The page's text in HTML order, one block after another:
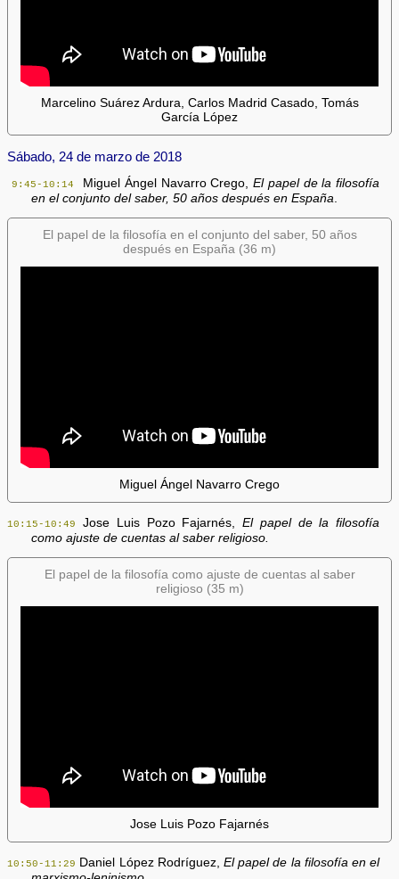
Marcelino Suárez Ardura, Carlos Madrid Casado, Tomás
García López
Sábado, 24 de marzo de 2018
9:45-10:14 Miguel Ángel Navarro Crego,El papel de la filosofía
en el conjunto del saber, 50 años después en España
El papel de la filosofía en el conjunto del saber, 50 años
después en España (36 m)
Miguel Ángel Navarro Crego
10:15-10:49 Jose Luis Pozo Fajarnés,El papel de la filosofía
como ajuste de cuentas al saber religioso.
El papel de la filosofía como ajuste de cuentas al saber
religioso (35 m)
Jose Luis Pozo Fajarnés
10:50-11:29 Daniel López Rodríguez, El papel de la filosofía en el